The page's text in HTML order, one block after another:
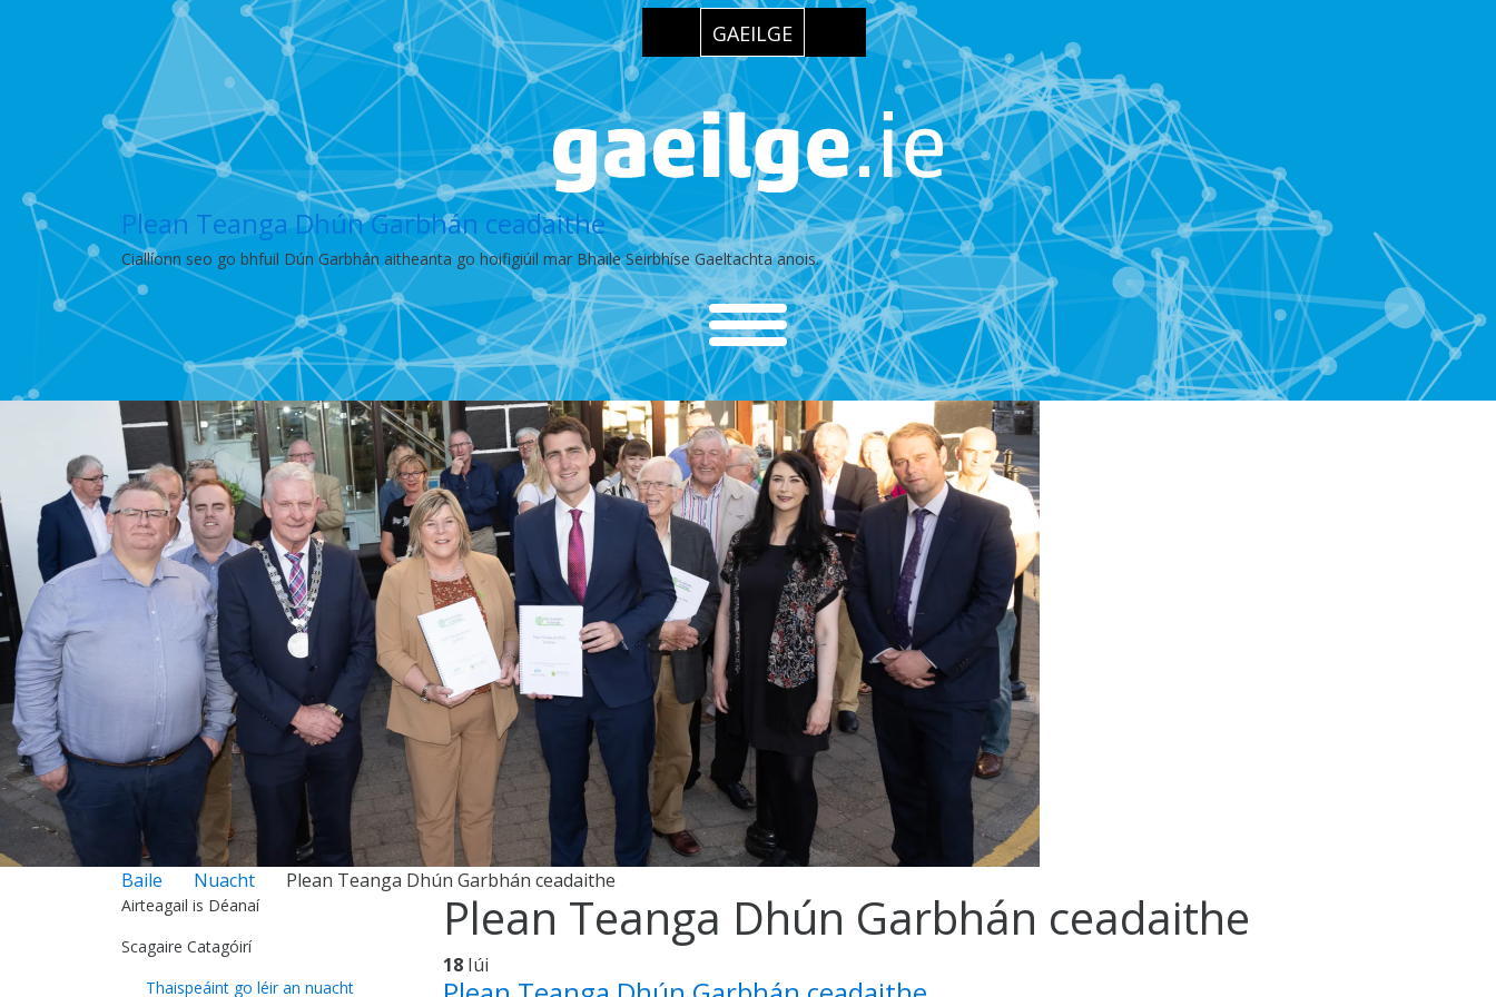
GAEILGE
Plean Teanga Dhún Garbhán ceadaithe
Ciallíonn seo go bhfuil Dún Garbhán aitheanta go hoifigiúil mar Bhaile Seirbhíse Gaeltachta anois.
Baile Nuacht Plean Teanga Dhún Garbhán ceadaithe
Plean Teanga Dhún Garbhán ceadaithe
18 Iúi
Airteagail is Déanaí
Scagaire Catagóirí
Thaispeáint go léir an nuacht